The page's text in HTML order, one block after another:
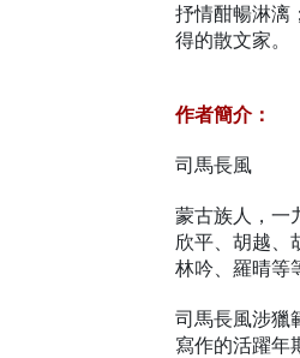
抒情酣暢淋漓
得的散文家。
作者簡介：
司馬長風
蒙古族人，一
欣平、胡越、
林吟、羅晴等
司馬長風涉獵
寫作的活躍年